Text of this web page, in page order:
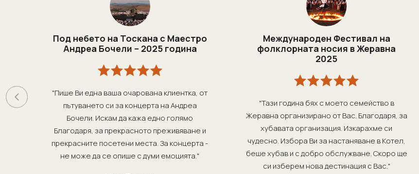
Под небето на Тоскана с Маестро
Андреа Бочели – 2025 година
"Пише Ви една ваша очарована клиентка, от
пътуването си за концерта на Андреа
Бочели. Искам да кажа едно голямо
Благодаря, за прекрасното преживяване и
прекрасните посетени места. За концерта -
не може да се опише с думи емоцията."
Международен Фестивал на
фолклорната носия в Жеравна
2025
"Тази година бях с моето семейство в
Жеравна организирано от Вас. Благодаря, за
хубавата организация. Изкарахме си
чудесно. Избора Ви за настаняване в Котел,
беше хубав и с добро обслужване. Скоро ще
си изберем нова дестинация с Вас."